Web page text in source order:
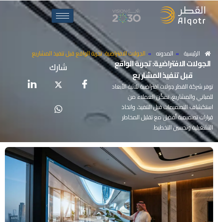
الرئيسية » المدونه » الجولات الافتراضية: تجربة الواقع قبل تنفيذ المشاريع
الجولاتالافتراضية:تجربةالواقع
قبلتنفيذالمشاريع
توفر شركة القطر جولات افتراضية ثلاثية الأبعاد
للمباني والمشاريع، تمكّن العملاء من
استكشاف التصميمات قبل التنفيذ، واتخاذ
قرارات تصميمية أفضل مع تقليل المخاطر
التشغيلية وتحسين التخطيط.
شارك